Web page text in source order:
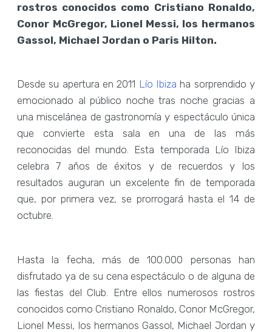
rostros conocidos como Cristiano Ronaldo,
Conor McGregor, Lionel Messi, los hermanos
Gassol, Michael Jordan o Paris Hilton.
Desde su apertura en 2011 Lío Ibiza ha sorprendido y
emocionado al público noche tras noche gracias a
una miscelánea de gastronomía y espectáculo única
que convierte esta sala en una de las más
reconocidas del mundo. Esta temporada Lío Ibiza
celebra 7 años de éxitos y de recuerdos y los
resultados auguran un excelente fin de temporada
que, por primera vez, se prorrogará hasta el 14 de
octubre.
Hasta la fecha, más de 100.000 personas han
disfrutado ya de su cena espectáculo o de alguna de
las fiestas del Club. Entre ellos numerosos rostros
conocidos como Cristiano Ronaldo, Conor McGregor,
Lionel Messi, los hermanos Gassol, Michael Jordan y